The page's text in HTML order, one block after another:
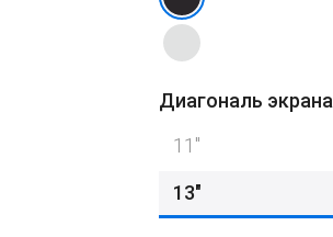
Диагональ экрана
11″
13"